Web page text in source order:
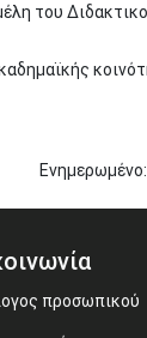
του
Ενημερωμένο:
προσωπικού